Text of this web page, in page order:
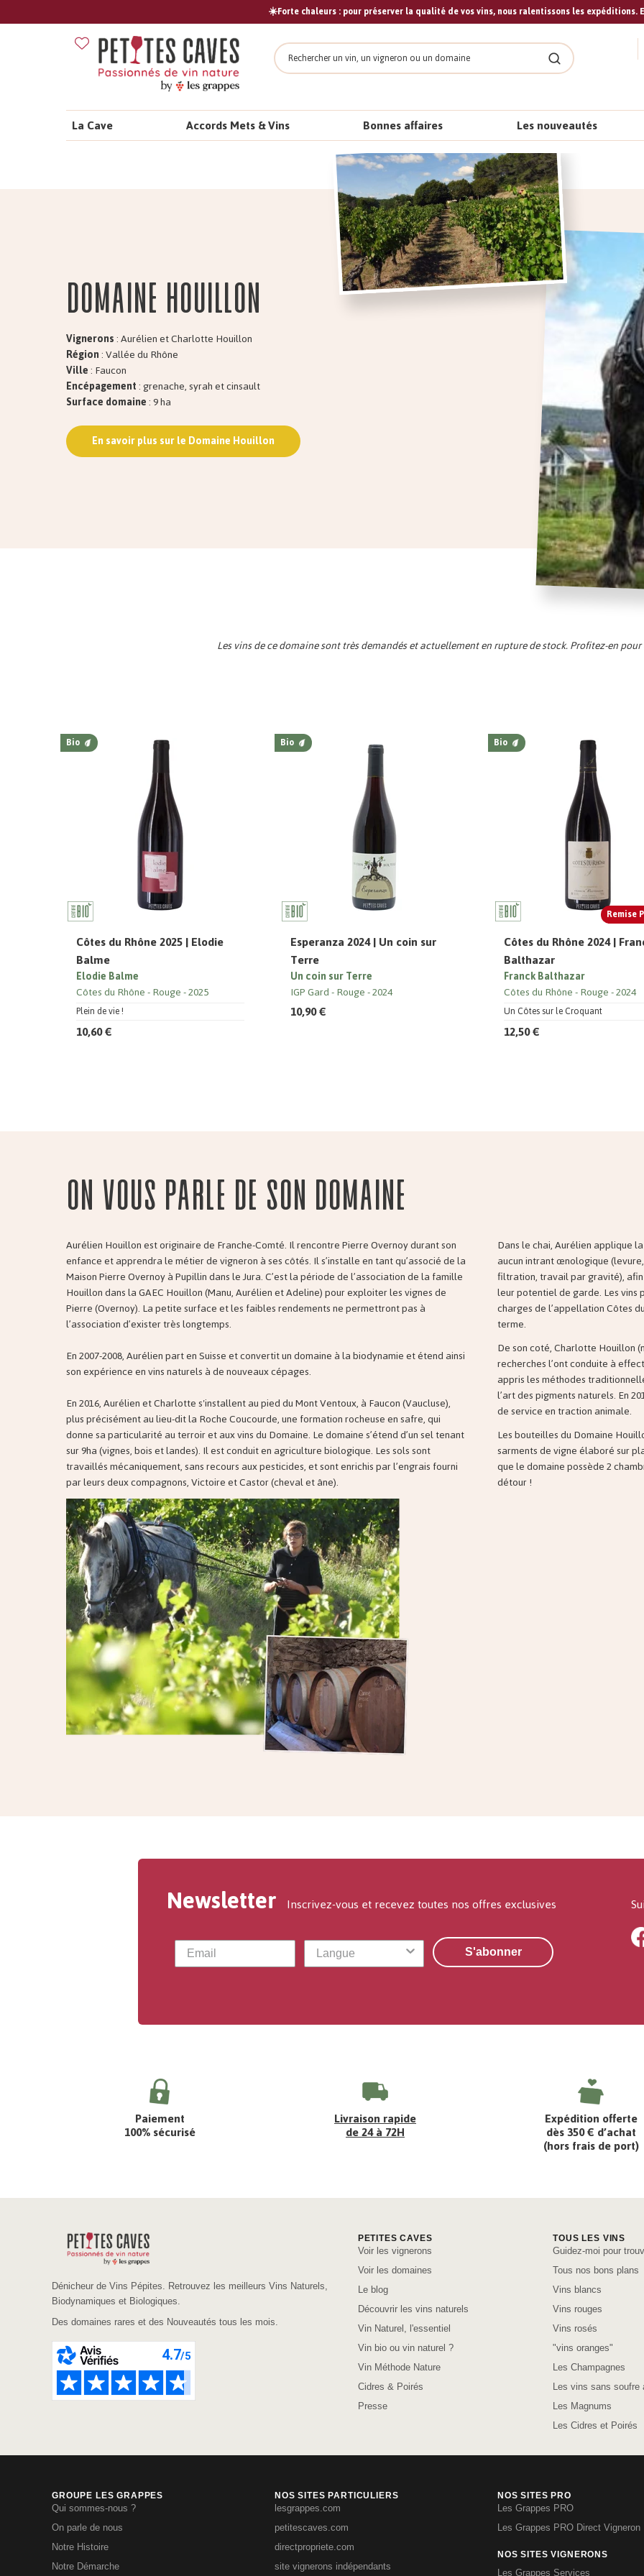
☀️Forte chaleurs : pour préserver la qualité de vos vins, nous ralentissons les expéditions.
Rechercher
Rechercher
La Cave Accords Mets & Vins Bonnes affaires Les nouveautés
Domaine HOUILLON
Vignerons: Aurélien et Charlotte Houillon
Région: Vallée du Rhône
Ville: Faucon
Encépagement: grenache, syrah et cinsault
Surface domaine: 9 ha
En savoir plus sur le Domaine Houillon
Les vins de ce domaine sont très demandés et actuellement en rupture de stock. Profitez-en
Bio
Côtes du Rhône 2025 | Elodie
Balme
Plein de vie !
Elodie Balme
Côtes du Rhône Rouge 2025
10,60 €
Bio
Esperanza 2024 | Un coin sur
Terre
Un coin sur Terre
IGP Gard Rouge 2024
10,90 €
Remise
Bio
Côtes du Rhône 2024 |
Balthazar
Un Côtes sur le Croquant
Franck Balthazar
Côtes du Rhône Rouge 2024
12,50 €
On vous parle de son domaine
Aurélien Houillon est originaire de Franche-Comté. Il rencontre Pierre Overnoy durant son
enfance et apprendra le métier de vigneron à ses côtés. Il s’installe en tant qu’associé de la
Maison Pierre Overnoy à Pupillin dans le Jura. C’est la période de l’association de la famille
Houillon dans la GAEC Houillon (Manu, Aurélien et Adeline) pour exploiter les vignes de
Pierre (Overnoy). La petite surface et les faibles rendements ne permettront pas à
l’association d’exister très longtemps.
En 2007-2008, Aurélien part en Suisse et convertit un domaine à la biodynamie et étend ainsi
son expérience en vins naturels à de nouveaux cépages.
En 2016, Aurélien et Charlotte s'installent au pied du Mont Ventoux, à Faucon (Vaucluse),
plus précisément au lieu-dit la Roche Coucourde, une formation rocheuse en safre, qui
donne sa particularité au terroir et aux vins du Domaine. Le domaine s’étend d’un sel tenant
sur 9ha (vignes, bois et landes). Il est conduit en agriculture biologique. Les sols sont
travaillés mécaniquement, sans recours aux pesticides, et sont enrichis par l’engrais fourni
par leurs deux compagnons, Victoire et Castor (cheval et âne).
Dans le chai, Aurélien applique
aucun intrant œnologique
filtration, travail par gravité),
leur potentiel de garde. Les vins
charges de l’appellation Côtes
terme.
De son coté, Charlotte Houillon
recherches l’ont conduite à
appris les méthodes
l’art des pigments naturels. En
de service en traction animale.
Les bouteilles du Domaine
sarments de vigne élaboré sur
que le domaine possède 2
détour !
Newsletter Inscrivez-vous et recevez toutes nos offres exclusives
S'abonner
Paiement
100% sécurisé
Livraison rapide
de 24 à 72H
Expédition offerte
dès 350 € d’achat
(hors frais de port)
Dénicheur de Vins Pépites. Retrouvez les meilleurs Vins Naturels,
Biodynamiques et Biologiques.
Des domaines rares et des Nouveautés tous les mois.
PETITES CAVES
Voir les vignerons
Voir les domaines
Le blog
Découvrir les vins naturels
Vin Naturel, l'essentiel
Vin bio ou vin naturel ?
Vin Méthode Nature
Cidres & Poirés
Presse
TOUS LES VINS
Guidez-moi pour
Tous nos bons plans
Vins blancs
Vins rouges
Vins rosés
"vins oranges"
Les Champagnes
Les vins sans soufre
Les Magnums
Les Cidres et Poirés
GROUPE LES GRAPPES
Qui sommes-nous ?
On parle de nous
Notre Histoire
Notre Démarche
NOS SITES PARTICULIERS
lesgrappes.com
petitescaves.com
directpropriete.com
site vignerons indépendants
NOS SITES PRO
Les Grappes PRO
Les Grappes PRO Direct Vigneron
NOS SITES VIGNERONS
Les Grappes Services